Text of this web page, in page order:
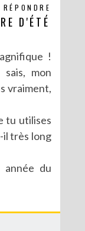
CUT)
RÉPONDRE
D'ÉTÉ
!
mon
vraiment,
tu utilises
très long
année du